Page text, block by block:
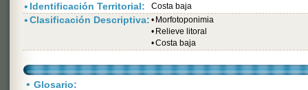
• Identificación Territorial: Costa baja
•Clasificación Descriptiva: • Morfotoponimia
• Relieve litoral
•Costa baja
• Glosario: